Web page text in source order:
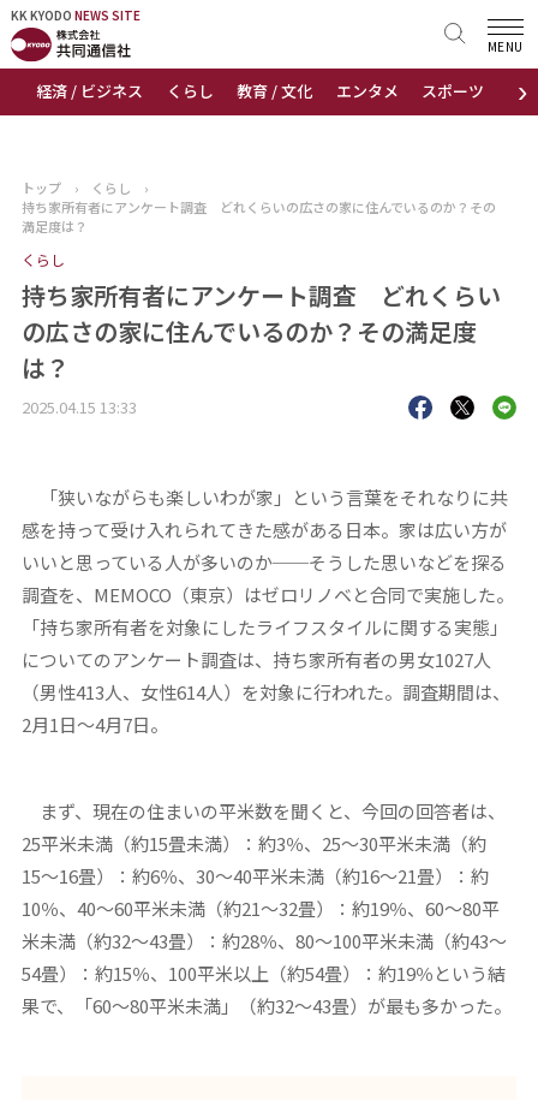
KK KYODO NEWS SITE
›
経済 / ビジネス くらし 教育 / 文化 エンタメ スポーツ 地域
MENU
KK KYODONEWS SITE
トップページ
ニュース
おすすめコンテンツ
出版物
会社概要
トップ › くらし
›
持ち家所有者にアンケート調査 どれくらいの広さの家に住んでいるのか？その
満足度は？
くらし
持ち家所有者にアンケート調査 どれくらい
の広さの家に住んでいるのか？その満足度
は？
2025.04.15 13:33
「狭いながらも楽しいわが家」という言葉をそれなりに共
感を持って受け入れられてきた感がある日本。家は広い方が
いいと思っている人が多いのか──そうした思いなどを探る
調査を、MEMOCO（東京）はゼロリノベと合同で実施した。
「持ち家所有者を対象にしたライフスタイルに関する実態」
についてのアンケート調査は、持ち家所有者の男女1027人
（男性413人、女性614人）を対象に行われた。調査期間は、
2月1日〜4月7日。
まず、現在の住まいの平米数を聞くと、今回の回答者は、
25平米未満（約15畳未満）：約3％、25〜30平米未満（約
15〜16畳）：約6％、30〜40平米未満（約16〜21畳）：約
10％、40〜60平米未満（約21〜32畳）：約19％、60〜80平
米未満（約32〜43畳）：約28％、80〜100平米未満（約43〜
54畳）：約15％、100平米以上（約54畳）：約19％という結
果で、「60〜80平米未満」（約32〜43畳）が最も多かった。